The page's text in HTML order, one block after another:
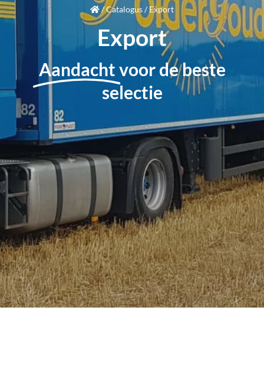
/Catalogus/ Export
Export
Aandachtvoor de beste
selectie